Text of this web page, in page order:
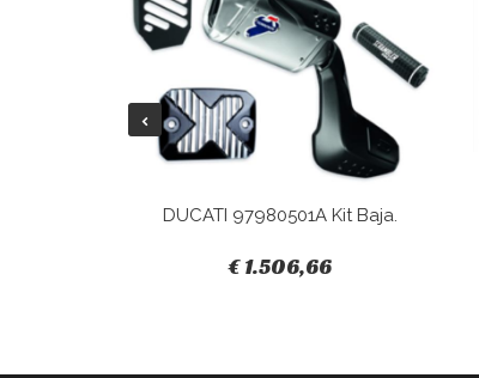
DUCATI 97980501A Kit Baja.
€ 1.506,66